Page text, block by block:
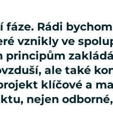
fáze. Rádi
vznikly ve
ale také
klíčové a
nejen